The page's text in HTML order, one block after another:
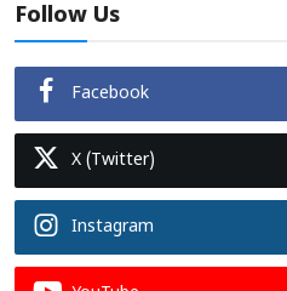
Follow Us
Facebook
X (Twitter)
Instagram